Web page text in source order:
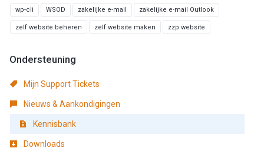
wp-cli WSOD zakelijke e-mail zakelijke e-mail Outlook
zelf website beheren zelf website maken zzp website
Ondersteuning
Mijn Support Tickets
Nieuws & Aankondigingen
Kennisbank
Downloads